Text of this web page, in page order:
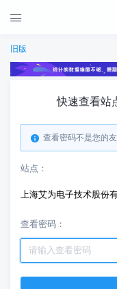

旧版
快速查看站
查看密码不是您的
站点：
上海艾为电子技术股份
查看密码：